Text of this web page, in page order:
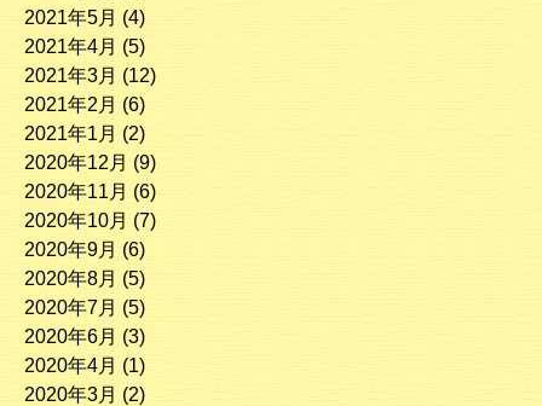
2021年5月 (4)
2021年4月 (5)
2021年3月 (12)
2021年2月 (6)
2021年1月 (2)
2020年12月 (9)
2020年11月 (6)
2020年10月 (7)
2020年9月 (6)
2020年8月 (5)
2020年7月 (5)
2020年6月 (3)
2020年4月 (1)
2020年3月 (2)